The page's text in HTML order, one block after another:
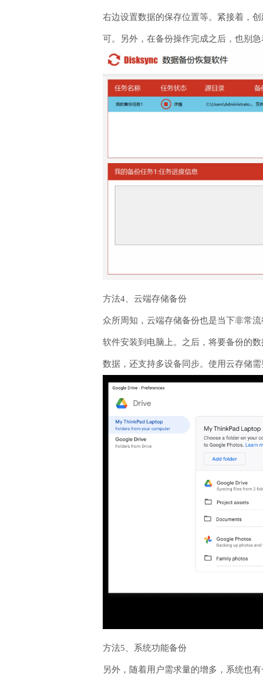
右边设置数据的保存位置等。紧接着，
可。另外，在备份操作完成之后，也别
方法4、云端存储备份
众所周知，云端存储备份也是当下非常
软件安装到电脑上。之后，将要备份的
数据，还支持多设备同步。使用云存储
方法5、系统功能备份
另外，随着用户需求量的增多，系统也